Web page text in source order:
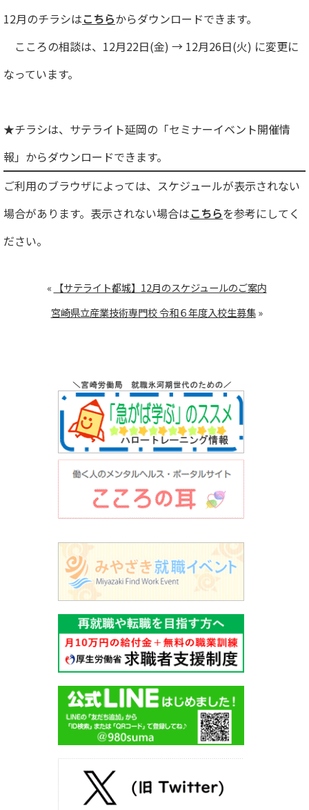
12月のチラシはこちらからダウンロードできます。
こころの相談は、12月22日(金) → 12月26日(火) に変更に
なっています。
★チラシは、サテライト延岡の「セミナーイベント開催情
報」からダウンロードできます。
ご利用のブラウザによっては、スケジュールが表示されない
場合があります。表示されない場合はこちらを参考にしてく
ださい。
«
【サテライト都城】12月のスケジュールのご案内
宮崎県立産業技術専門校 令和６年度入校生募集»